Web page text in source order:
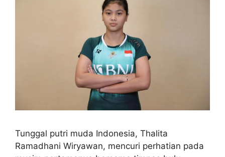
Tunggal putri muda Indonesia, Thalita
Ramadhani Wiryawan, mencuri perhatian pada